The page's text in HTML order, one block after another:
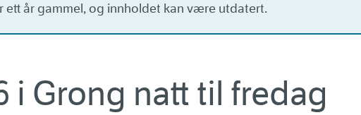
ett år gammel, og innholdet kan være utdatert.
i Grong natt til fredag